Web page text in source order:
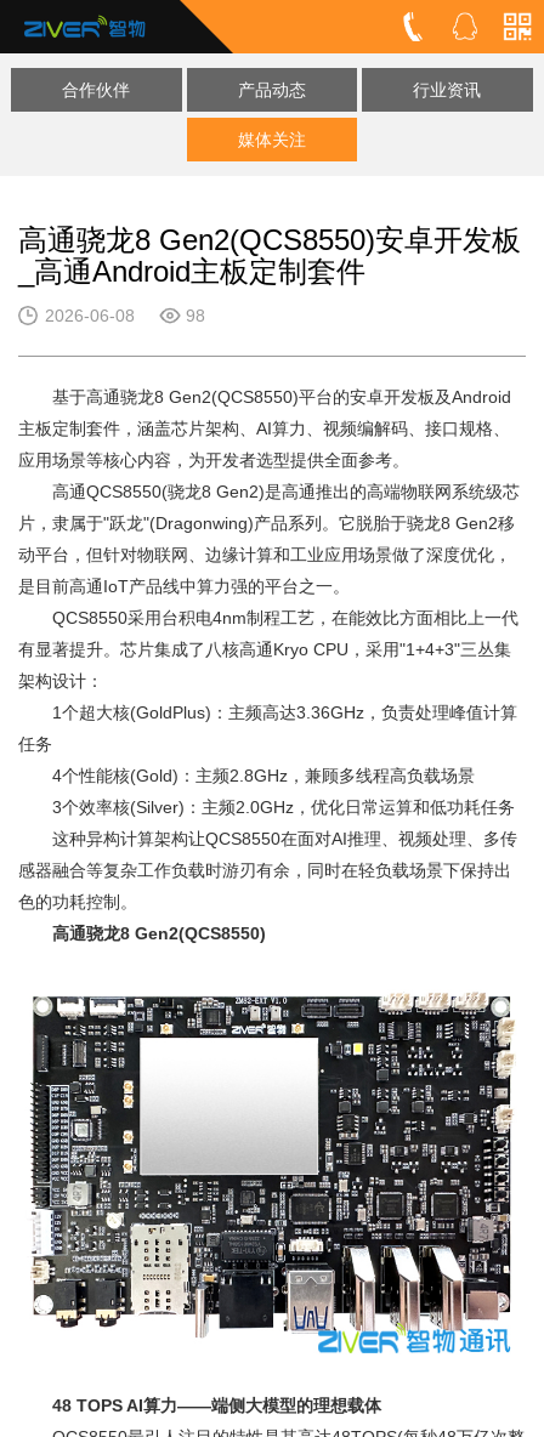
合作伙伴 产品动态 行业资讯
媒体关注
高通骁龙8 Gen2(QCS8550)安卓开发板
_高通Android主板定制套件
2026-06-08 98
基于高通骁龙8 Gen2(QCS8550)平台的安卓开发板及Android
主板定制套件，涵盖芯片架构、AI算力、视频编解码、接口规格、
应用场景等核心内容，为开发者选型提供全面参考。
高通QCS8550(骁龙8 Gen2)是高通推出的高端物联网系统级芯
片，隶属于"跃龙"(Dragonwing)产品系列。它脱胎于骁龙8 Gen2移
动平台，但针对物联网、边缘计算和工业应用场景做了深度优化，
是目前高通IoT产品线中算力强的平台之一。
QCS8550采用台积电4nm制程工艺，在能效比方面相比上一代
有显著提升。芯片集成了八核高通Kryo CPU，采用"1+4+3"三丛集
架构设计：
1个超大核(GoldPlus)：主频高达3.36GHz，负责处理峰值计算
任务
4个性能核(Gold)：主频2.8GHz，兼顾多线程高负载场景
3个效率核(Silver)：主频2.0GHz，优化日常运算和低功耗任务
这种异构计算架构让QCS8550在面对AI推理、视频处理、多传
感器融合等复杂工作负载时游刃有余，同时在轻负载场景下保持出
色的功耗控制。
高通骁龙8 Gen2(QCS8550)
48 TOPS AI算力——端侧大模型的理想载体